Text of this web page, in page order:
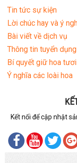
Tin tức sự kiện
Lời chúc hay và ý
Bài viết về dịch vụ
Thông tin tuyển
Bí quyết giữ hoa
Ý nghĩa các loài hoa
Kết nối để cập nhật